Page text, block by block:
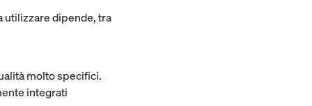
utilizzare dipende, tra
molto specifici.
integrati